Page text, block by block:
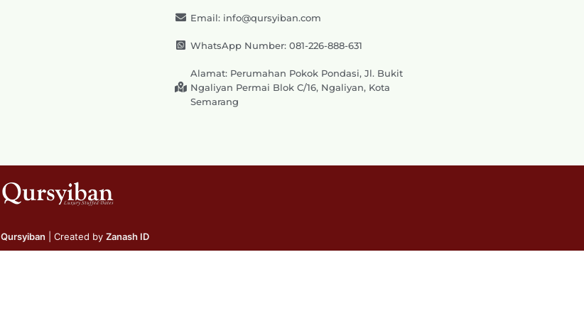
Email: info@qursyiban.com
WhatsApp Number: 081-226-888-631
Alamat: Perumahan Pokok Pondasi, Jl. Bukit
Ngaliyan Permai Blok C/16, Ngaliyan, Kota
Semarang
Qursyiban | Created by Zanash ID